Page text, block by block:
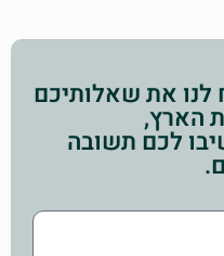
לנו את שאלותיכם
הארץ,
לכם תשובה